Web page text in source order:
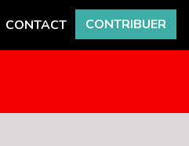
CONTACT CONTRIBUER